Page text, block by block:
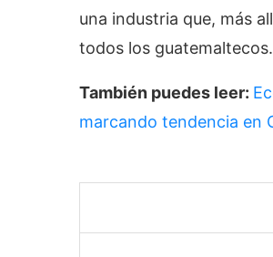
una industria que, más
todos los guatemaltecos.
También puedes leer:
marcando tendencia en